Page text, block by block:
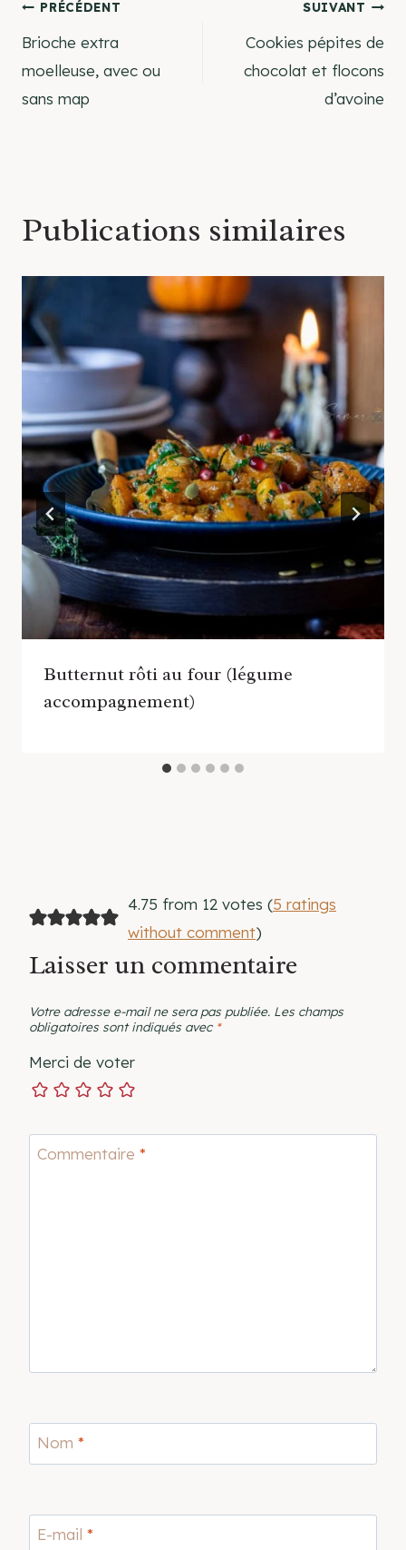
Navigation
de
l’article
PRÉCÉDENT
Brioche extra
moelleuse, avec ou
sans map
SUIVANT
Cookies pépites de
chocolat et flocons
d’avoine
Publications similaires
Butternut rôti au four (légume
accompagnement)
4.75 from 12 votes (5 ratings
without comment)
Laisser un commentaire
Votre adresse e-mail ne sera pas publiée. Les champs
obligatoires sont indiqués avec *
Merci de voter
Commentaire *
Nom *
E-mail *